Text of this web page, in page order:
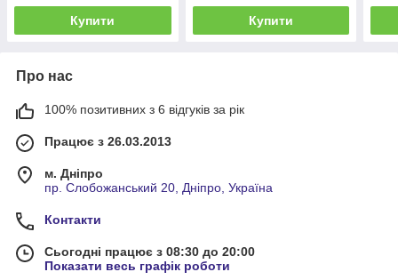
Купити Купити
Про нас
100% позитивних з 6 відгуків за рік
Працює з 26.03.2013
м. Дніпро
пр. Слобожанський 20, Дніпро, Україна
Контакти
Сьогодні працює з 08:30 до 20:00
Показати весь графік роботи